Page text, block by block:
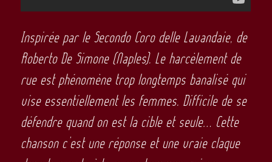
Inspirée par le Secondo Coro delle Lavandaie, de
Roberto De Simone (Naples). Le harcèlement de
rue est phénomène trop longtemps banalisé qui
vise essentiellement les femmes. Difficile de se
défendre quand on est la cible et seule… Cette
chanson c’est une réponse et une vraie claque